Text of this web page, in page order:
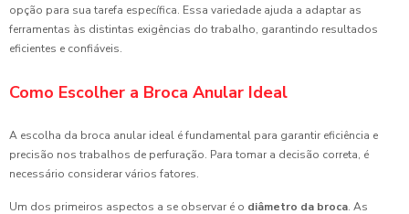
opção para sua tarefa específica. Essa variedade ajuda a adaptar as
ferramentas às distintas exigências do trabalho, garantindo resultados
eficientes e confiáveis.
Como Escolher a Broca Anular Ideal
A escolha da broca anular ideal é fundamental para garantir eficiência e
precisão nos trabalhos de perfuração. Para tomar a decisão correta, é
necessário considerar vários fatores.
Um dos primeiros aspectos a se observar é o diâmetro da broca. As